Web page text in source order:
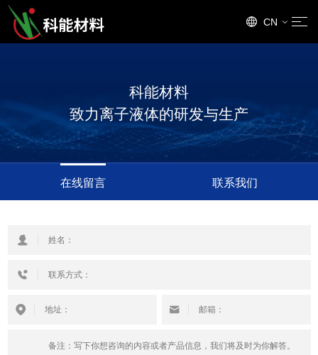
CN
科能材料
致力离子液体的研发与生产
在线留言 联系我们